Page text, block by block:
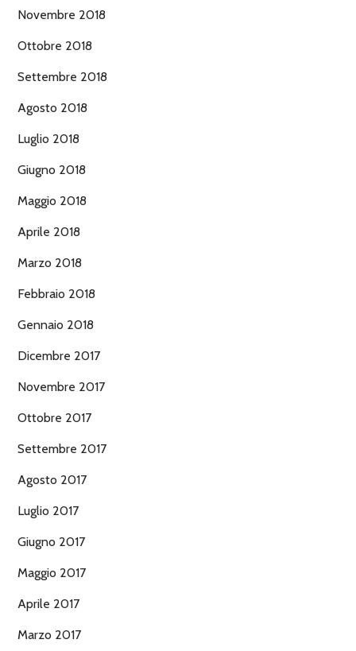
Novembre 2018
Ottobre 2018
Settembre 2018
Agosto 2018
Luglio 2018
Giugno 2018
Maggio 2018
Aprile 2018
Marzo 2018
Febbraio 2018
Gennaio 2018
Dicembre 2017
Novembre 2017
Ottobre 2017
Settembre 2017
Agosto 2017
Luglio 2017
Giugno 2017
Maggio 2017
Aprile 2017
Marzo 2017